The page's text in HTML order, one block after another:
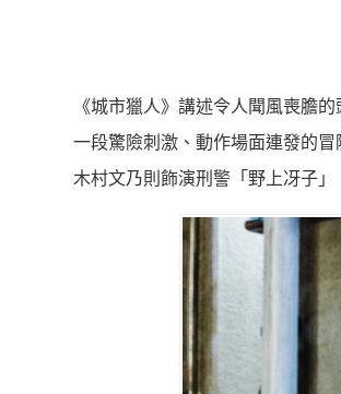
《城市獵人》講述令人聞風喪膽
一段驚險刺激、動作場面連發的
木村文乃則飾演刑警「野上冴子」